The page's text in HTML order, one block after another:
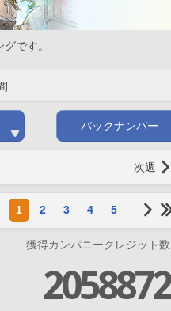
です。
バックナンバー
次週
1 2 3 4 5
獲得カンパニークレジット数
2058872